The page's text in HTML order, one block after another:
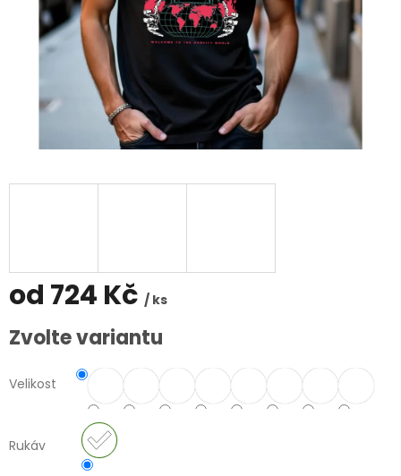
od 724 Kč / ks
Měrná
cena:
Zvolte variantu
Velikost
Rukáv